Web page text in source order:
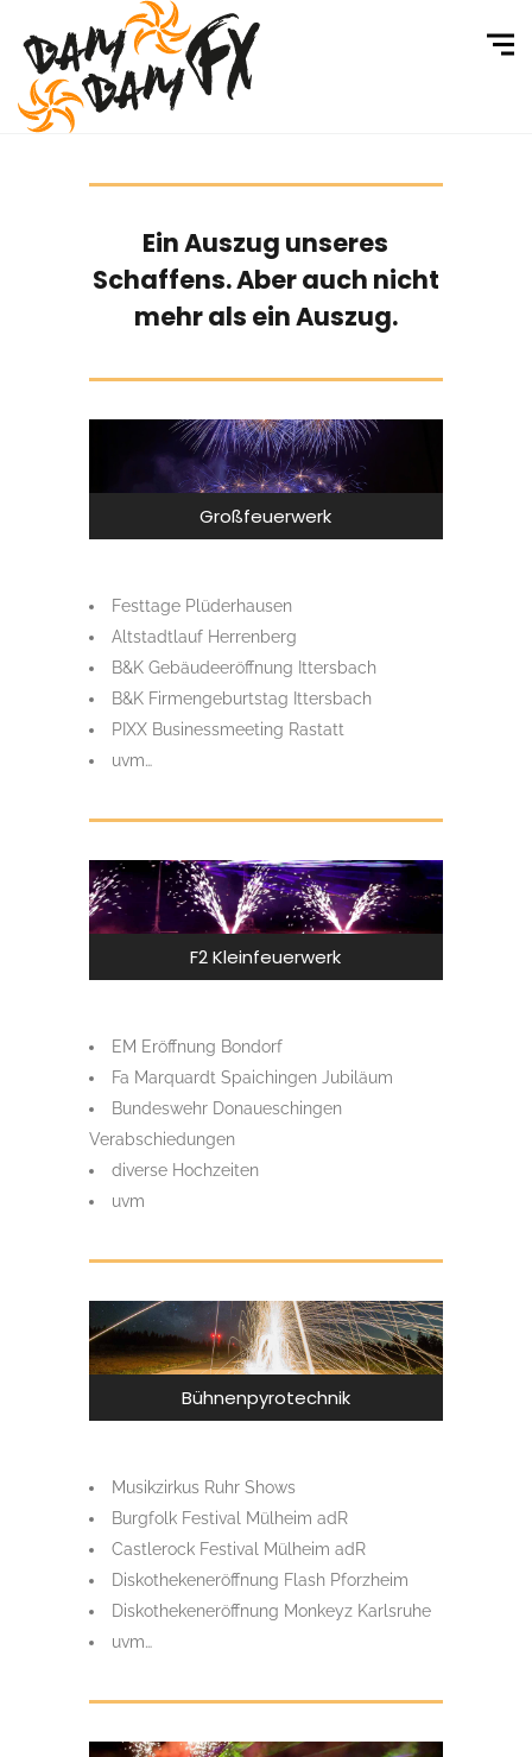
Ein Auszug unseres
Schaffens. Aber auch nicht
mehr als ein Auszug.
Großfeuerwerk
Festtage Plüderhausen
Altstadtlauf Herrenberg
B&K Gebäudeeröffnung Ittersbach
B&K Firmengeburtstag Ittersbach
PIXX Businessmeeting Rastatt
uvm…
F2 Kleinfeuerwerk
EM Eröffnung Bondorf
Fa Marquardt Spaichingen Jubiläum
Bundeswehr Donaueschingen
Verabschiedungen
diverse Hochzeiten
uvm
Bühnenpyrotechnik
Musikzirkus Ruhr Shows
Burgfolk Festival Mülheim adR
Castlerock Festival Mülheim adR
Diskothekeneröffnung Flash Pforzheim
Diskothekeneröffnung Monkeyz Karlsruhe
uvm…